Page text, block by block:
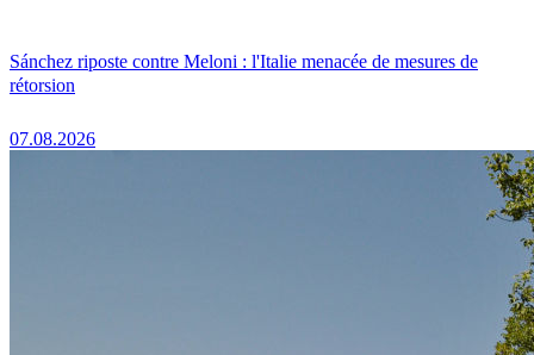
Sánchez riposte contre Meloni : l'Italie menacée de mesures de
rétorsion
07.08.2026